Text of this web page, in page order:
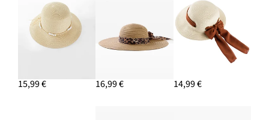
11,99 €
PRIDAŤ DO KOŠÍKA
Uterák z mäkkej kvality
15,99 € 16,99 € 14,99 €